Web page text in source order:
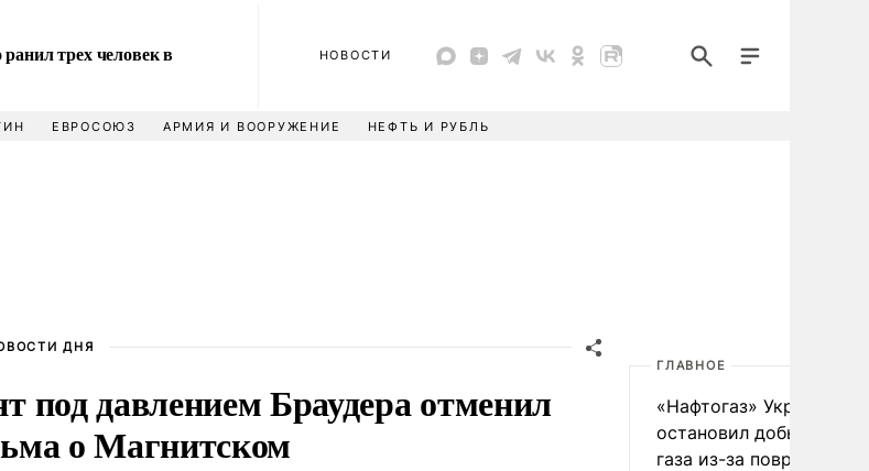
трех человек в
НОВОСТИ
ЕВРОСОЮЗ АРМИЯ И ВООРУЖЕНИЕ НЕФТЬ И РУБЛЬ
ДНЯ
под давлением Браудера отменил
о Магнитском
ГЛАВНОЕ
«Нафтогаз» Украины
остановил добычу
газа из-за повреждения